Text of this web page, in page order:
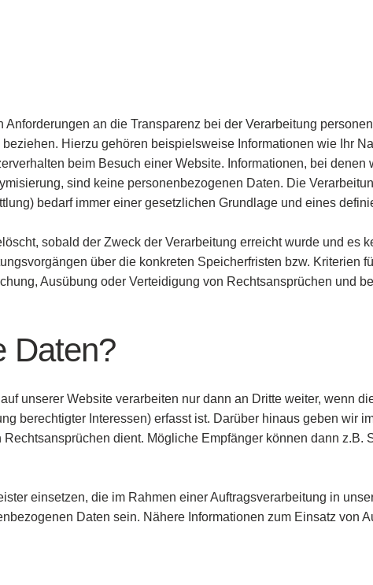
an die Transparenz bei der Verarbeitung
Hierzu gehören beispielsweise Informationen wie Ihr
beim Besuch einer Website. Informationen, bei
sind keine personenbezogenen Daten. Die
bedarf immer einer gesetzlichen Grundlage und eines
sobald der Zweck der Verarbeitung erreicht wurde und es
über die konkreten Speicherfristen bzw. Kriterien
Ausübung oder Verteidigung von Rechtsansprüchen und
Daten?
unserer Website verarbeiten nur dann an Dritte weiter, wenn
berechtigter Interessen) erfasst ist. Darüber hinaus geben wir
dient. Mögliche Empfänger können dann
einsetzen, die im Rahmen einer Auftragsverarbeitung in
Daten sein. Nähere Informationen zum Einsatz von